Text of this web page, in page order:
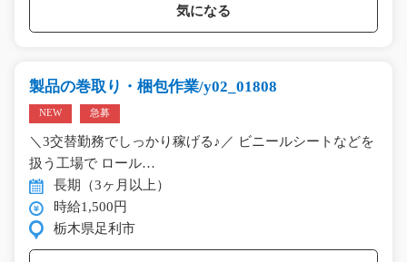
気になる
製品の巻取り・梱包作業/y02_01808
NEW 急募
＼3交替勤務でしっかり稼げる♪／ ビニールシートなどを
扱う工場で ロール…
長期（3ヶ月以上）
時給1,500円
栃木県足利市